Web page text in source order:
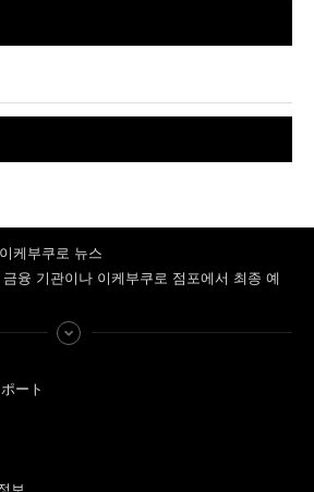
이케부쿠로 뉴스
융 기관이나 이케부쿠로 점포에서 최종 예
ート